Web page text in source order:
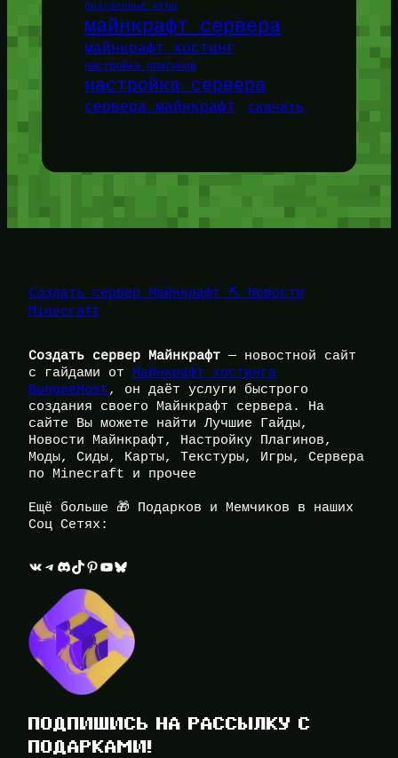
браузерные игры
майнкрафт сервера
майнкрафт хостинг
настройка плагинов
настройка сервера
сервера майнкрафт скачать
Создать сервер Майнкрафт ⛏️ Новости
Minecraft
Создать сервер Майнкрафт — новостной сайт
с гайдами от Майнкрафт хостинга
BungeeHost, он даёт услуги быстрого
создания своего Майнкрафт сервера. На
сайте Вы можете найти Лучшие Гайды,
Новости Майнкрафт, Настройку Плагинов,
Моды, Сиды, Карты, Текстуры, Игры, Сервера
по Minecraft и прочее
Ещё больше 🎁 Подарков и Мемчиков в наших
Соц Сетях:
ВКонтакте Telegram Discord TikTok Pinterest YouTube Bluesky
ПОДПИШИСЬ НА РАССЫЛКУ С
ПОДАРКАМИ!